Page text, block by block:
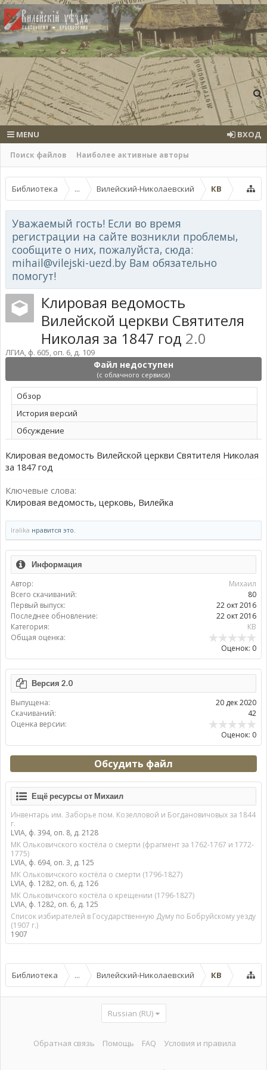
Поиск файлов Наиболее активные авторы
MENU ВХОД
Библиотека ... Вилейский-Николаевский КВ
Уважаемый гость! Если во время
регистрации на сайте возникли проблемы,
сообщите о них, пожалуйста, сюда:
mihail@vilejski-uezd.by Вам обязательно
помогут!
Файл недоступен
(с облачного сервиса)
Клировая ведомость
Вилейской церкви Святителя
Николая за 1847 год 2.0
ЛГИА, ф. 605, оп. 6, д. 109
Обзoр
История версий
Обсуждение
Клировая ведомость Вилейской церкви Святителя Николая
за 1847 год
Ключевые слова:
Клировая ведомость, церковь, Вилейка
Iralika нравится это.
Информация
Автор:
Михаил
Всего скачиваний:
80
Первый выпуск:
22 окт 2016
Последнее обновление:
22 окт 2016
Категория:
КВ
Общая оценка:
Оценок: 0
Версия 2.0
Выпущена:
20 дек 2020
Скачиваний:
42
Оценка версии:
Оценок: 0
Обсудить файл
Ещё ресурсы от Михаил
Инвентарь им. Заборье пом. Козелловой и Богдановичовых за 1844
г.
LVIA, ф. 394, оп. 8, д. 2128
МК Ольковичского костёла о смерти (фрагмент за 1762-1767 и 1772-
1775)
LVIA, ф. 694, оп. 3, д. 125
МК Ольковичского костёла о смерти (1796-1827)
LVIA, ф. 1282, оп. 6, д. 126
МК Ольковичского костёла о крещении (1796-1827)
LVIA, ф. 1282, оп. 6, д. 125
Список избирателей в Государственную Думу по Бобруйскому уезду
(1907 г.)
1907
Библиотека ... Вилейский-Николаевский КВ
Russian (RU)
Обратная связь Помощь FAQ Условия и правила